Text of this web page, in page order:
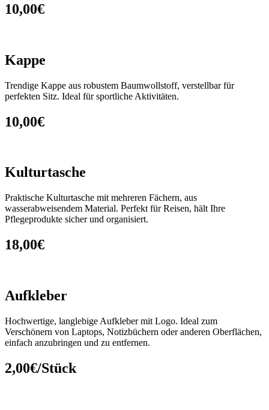
10,00€
Kappe
Trendige Kappe aus robustem Baumwollstoff, verstellbar für
perfekten Sitz. Ideal für sportliche Aktivitäten.
10,00€
Kulturtasche
Praktische Kulturtasche mit mehreren Fächern, aus
wasserabweisendem Material. Perfekt für Reisen, hält Ihre
Pflegeprodukte sicher und organisiert.
18,00€
Aufkleber
Hochwertige, langlebige Aufkleber mit Logo. Ideal zum
Verschönern von Laptops, Notizbüchern oder anderen Oberflächen,
einfach anzubringen und zu entfernen.
2,00€/Stück